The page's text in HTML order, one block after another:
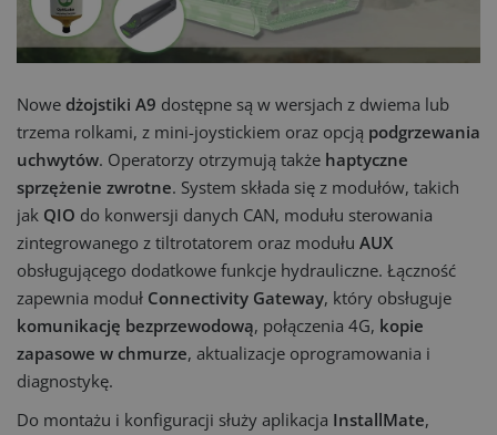
Nowe dżojstiki A9 dostępne są w wersjach z dwiema lub
trzema rolkami, z mini-joystickiem oraz opcją podgrzewania
uchwytów. Operatorzy otrzymują także haptyczne
sprzężenie zwrotne. System składa się z modułów, takich
jak QIO do konwersji danych CAN, modułu sterowania
zintegrowanego z tiltrotatorem oraz modułu AUX
obsługującego dodatkowe funkcje hydrauliczne. Łączność
zapewnia moduł Connectivity Gateway, który obsługuje
komunikację bezprzewodową, połączenia 4G, kopie
zapasowe w chmurze, aktualizacje oprogramowania i
diagnostykę.
Do montażu i konfiguracji służy aplikacja InstallMate,